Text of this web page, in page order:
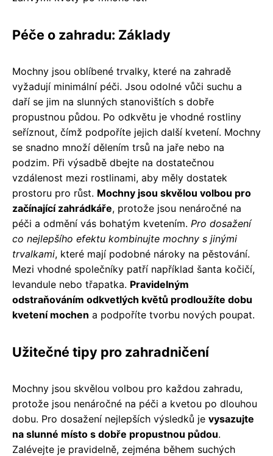
Péče o zahradu: Základy
Mochny jsou oblíbené trvalky, které na zahradě
vyžadují minimální péči. Jsou odolné vůči suchu a
daří se jim na slunných stanovištích s dobře
propustnou půdou. Po odkvětu je vhodné rostliny
seříznout, čímž podpoříte jejich další kvetení. Mochny
se snadno množí dělením trsů na jaře nebo na
podzim. Při výsadbě dbejte na dostatečnou
vzdálenost mezi rostlinami, aby měly dostatek
prostoru pro růst. Mochny jsou skvělou volbou pro
začínající zahrádkáře, protože jsou nenáročné na
péči a odmění vás bohatým kvetením. Pro dosažení
co nejlepšího efektu kombinujte mochny s jinými
trvalkami, které mají podobné nároky na pěstování.
Mezi vhodné společníky patří například šanta kočičí,
levandule nebo třapatka. Pravidelným
odstraňováním odkvetlých květů prodloužíte dobu
kvetení mochen a podpoříte tvorbu nových poupat.
Užitečné tipy pro zahradničení
Mochny jsou skvělou volbou pro každou zahradu,
protože jsou nenáročné na péči a kvetou po dlouhou
dobu. Pro dosažení nejlepších výsledků je vysazujte
na slunné místo s dobře propustnou půdou.
Zalévejte je pravidelně, zejména během suchých